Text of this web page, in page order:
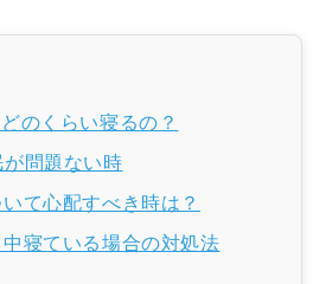
のくらい寝るの？
問題ない時
て心配すべき時は？
寝ている場合の対処法